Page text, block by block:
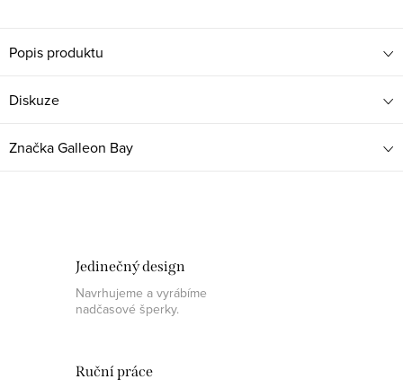
Popis produktu
Diskuze
ZnačkaGalleon Bay
Jedinečný design
Navrhujeme a vyrábíme
nadčasové šperky.
Ruční práce